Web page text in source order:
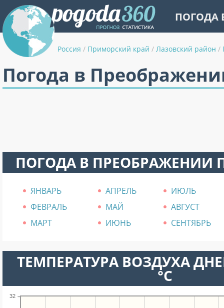
ПОГОДА
Россия / Приморский край / Лазовский район /
Погода в
ПОГОДА В ПРЕОБРАЖЕНИИ
ЯНВАРЬ АПРЕЛЬ
ИЮЛЬ
ФЕВРАЛЬ
МАЙ
АВГУСТ
МАРТ
ИЮНЬ СЕНТЯБРЬ
ТЕМПЕРАТУРА ВОЗДУХА
°C
32